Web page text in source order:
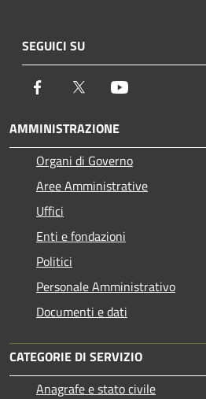
SEGUICI SU
Facebook Twitter
AMMINISTRAZIONE
Organi di Governo
Aree Amministrative
Uffici
Enti e fondazioni
Politici
Personale Amministrativo
Documenti e dati
CATEGORIE DI SERVIZIO
Anagrafe e stato civile